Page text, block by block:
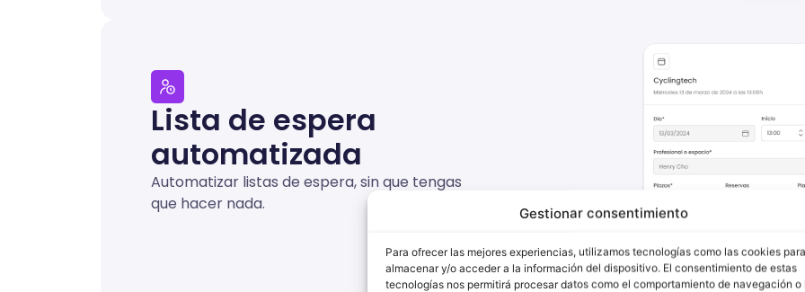
Gestionar consentimiento
Para ofrecer las mejores experiencias, utilizamos tecnologías como las cookies para
almacenar y/o acceder a la información del dispositivo. El consentimiento de estas
tecnologías nos permitirá procesar datos como el comportamiento de navegación o
Lista de espera
automatizada
Automatizar listas de espera, sin que tengas
que hacer nada.